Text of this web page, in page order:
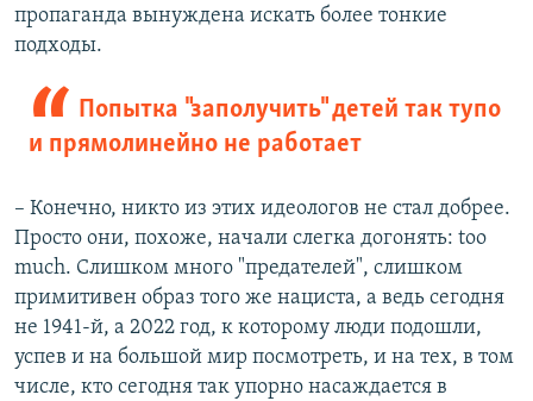
пропаганда вынуждена искать более тонкие
подходы.
Попытка "заполучить" детей так тупо
и прямолинейно не работает
– Конечно, никто из этих идеологов не стал добрее.
Просто они, похоже, начали слегка догонять: too
much. Слишком много "предателей", слишком
примитивен образ того же нациста, а ведь сегодня
не 1941-й, а 2022 год, к которому люди подошли,
успев и на большой мир посмотреть, и на тех, в том
числе, кто сегодня так упорно насаждается в